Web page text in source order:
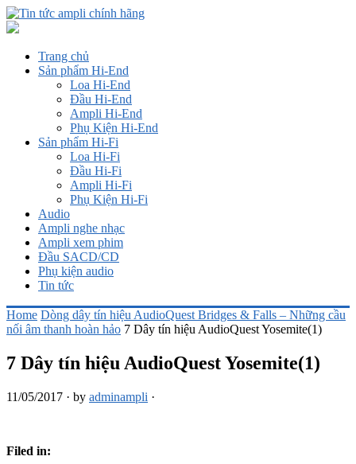
Trang chủ
Sản phẩm Hi-End
Loa Hi-End
Đầu Hi-End
Ampli Hi-End
Phụ Kiện Hi-End
Sản phẩm Hi-Fi
Loa Hi-Fi
Đầu Hi-Fi
Ampli Hi-Fi
Phụ Kiện Hi-Fi
Audio
Ampli nghe nhạc
Ampli xem phim
Đầu SACD/CD
Phụ kiện audio
Tin tức
Home Dòng dây tín hiệu AudioQuest Bridges & Falls – Những cầu
nối âm thanh hoàn hảo 7 Dây tín hiệu AudioQuest Yosemite(1)
7 Dây tín hiệu AudioQuest Yosemite(1)
11/05/2017 · by adminampli ·
Filed in: